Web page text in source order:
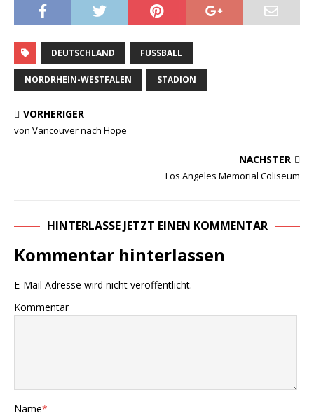
DEUTSCHLAND FUSSBALL
NORDRHEIN-WESTFALEN STADION
VORHERIGER
von Vancouver nach Hope
NÄCHSTER
Los Angeles Memorial Coliseum
HINTERLASSE JETZT EINEN KOMMENTAR
Kommentar hinterlassen
E-Mail Adresse wird nicht veröffentlicht.
Kommentar
Name*